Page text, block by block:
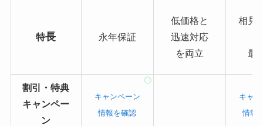
特長 永年保証
低価格と
迅速対応
を両立
相見
最
割引・特典
キャンペー
ン
キャンペーン
情報を確認
キャ
情報